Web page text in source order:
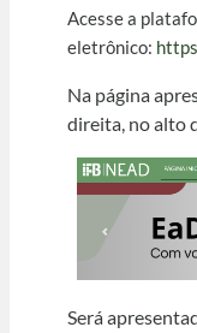
Acesse a
eletrônico:
Na página
direita, no alto
Será